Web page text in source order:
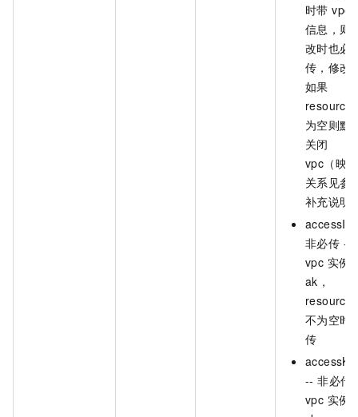
时带 vpc
信息，则
改时也必
传，修改
如果
resource
为空则默
关闭
vpc（映射
关系见参
补充说明
accessId
非必传 --
vpc 实例
ak，
resource
不为空时
传
-- 非必传
vpc 实例